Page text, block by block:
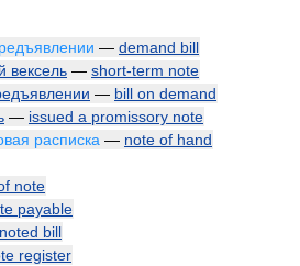
— demand bill
вексель — short-term note
— bill on demand
— issued a promissory note
расписка — note of hand
note
payable
noted bill
register